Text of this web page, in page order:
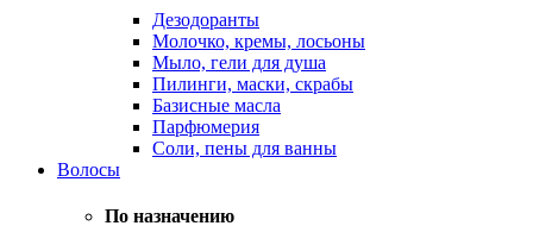
Дезодоранты
Молочко, кремы, лосьоны
Мыло, гели для душа
Пилинги, маски, скрабы
Базисные масла
Парфюмерия
Соли, пены для ванны
Волосы
По назначению